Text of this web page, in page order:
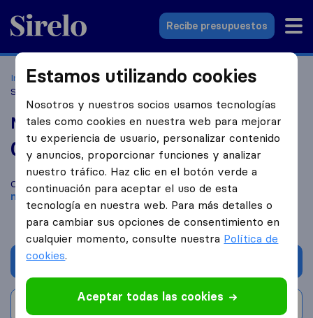
Sirelo.es
Recibe presupuestos
Inicio Empresas de mudanzas Fuenlabrada
Mudanzas
San Lorenzo
Mudanzas San Lorenzo
0,0 basado en0
reseñas de Sirelo y Google
i
Compara Mudanzas San Lorenzo con otrasempresas de
mudanzasdeFuenlabrada
Escribe una valoración
Estamos utilizando cookies
Nosotros y nuestros socios usamos tecnologías
tales como cookies en nuestra web para mejorar
tu experiencia de usuario, personalizar contenido
y anuncios, proporcionar funciones y analizar
nuestro tráfico. Haz clic en el botón verde a
continuación para aceptar el uso de esta
tecnología en nuestra web. Para más detalles o
para cambiar sus opciones de consentimiento en
cualquier momento, consulte nuestra Política de
cookies.
Aceptar todas las cookies